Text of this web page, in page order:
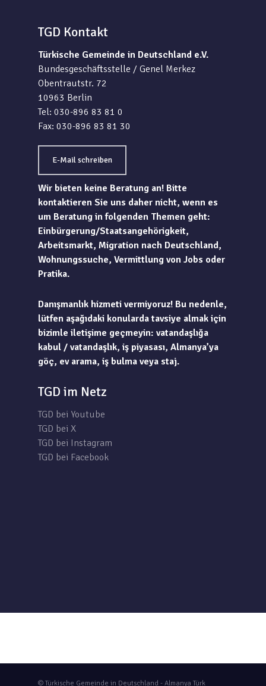
TGD Kontakt
Türkische Gemeinde in Deutschland e.V.
Bundesgeschäftsstelle / Genel Merkez
Obentrautstr. 72
10963 Berlin
Tel: 030-896 83 81 0
Fax: 030-896 83 81 30
E-Mail schreiben
Wir bieten keine Beratung an! Bitte
kontaktieren Sie uns daher nicht, wenn es
um Beratung in folgenden Themen geht:
Einbürgerung/Staatsangehörigkeit,
Arbeitsmarkt, Migration nach Deutschland,
Wohnungssuche, Vermittlung von Jobs oder
Pratika.
Danışmanlık hizmeti vermiyoruz! Bu nedenle,
lütfen aşağıdaki konularda tavsiye almak için
bizimle iletişime geçmeyin: vatandaşlığa
kabul / vatandaşlık, iş piyasası, Almanya’ya
göç, ev arama, iş bulma veya staj.
TGD im Netz
TGD bei Youtube
TGD bei X
TGD bei Instagram
TGD bei Facebook
© Türkische Gemeinde in Deutschland - Almanya Türk